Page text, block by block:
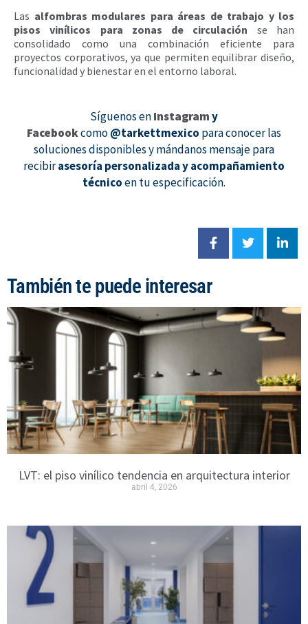
Las alfombras modulares para áreas de trabajo y los
pisos vinílicos para zonas de circulación se han
consolidado como una combinación eficiente para
proyectos corporativos, ya que permiten equilibrar diseño,
funcionalidad y bienestar en el entorno laboral.
Síguenos enInstagramy
Facebookcomo@tarkettmexico para conocer las
soluciones disponibles y mándanos mensaje para
recibirasesoría personalizada y acompañamiento
técnicoen tu especificación.
También te puede interesar
LVT: el piso vinílico tendencia en arquitectura interior
abril 4, 2026